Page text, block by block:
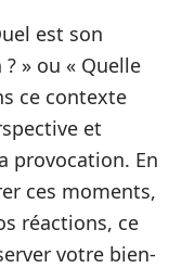
est son
» ou « Quelle
ce contexte
et
provocation. En
ces moments,
réactions, ce
votre bien-